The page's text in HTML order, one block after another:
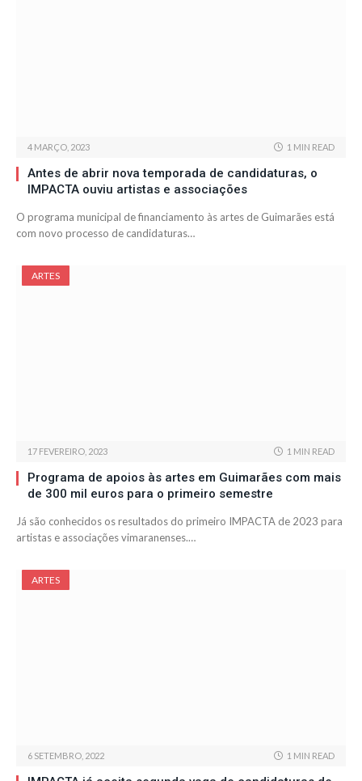
4 MARÇO, 2023 1 MIN READ
Antes de abrir nova temporada de candidaturas, o
IMPACTA ouviu artistas e associações
O programa municipal de financiamento às artes de Guimarães está
com novo processo de candidaturas…
ARTES
17 FEVEREIRO, 2023 1 MIN READ
Programa de apoios às artes em Guimarães com mais
de 300 mil euros para o primeiro semestre
Já são conhecidos os resultados do primeiro IMPACTA de 2023 para
artistas e associações vimaranenses.…
ARTES
6 SETEMBRO, 2022 1 MIN READ